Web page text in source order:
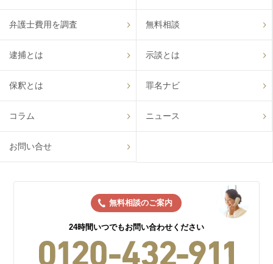
弁護士費用を調査 無料相談
逮捕とは 示談とは
保釈とは 罪名ナビ
コラム ニュース
お問い合せ
無料相談のご案内
24時間いつでもお問い合わせください